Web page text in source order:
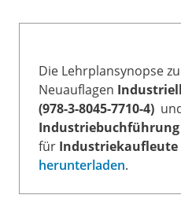
Die Lehrplansynopse
Neuauflagen
(978-3-8045-7710-4)
Industriebuchführung
für Industriekaufleute
herunterladen.